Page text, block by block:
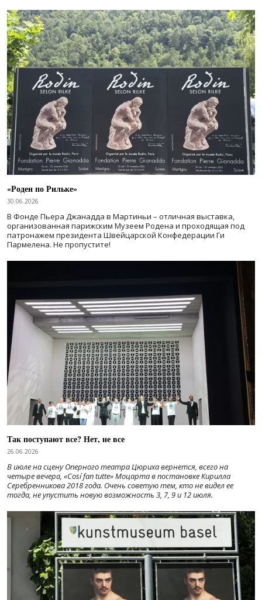
«Роден по Рильке»
30.06.2026
В Фонде Пьера Джанадда в Мартиньи – отличная выставка,
организованная парижским Музеем Родена и проходящая под
патронажем президента Швейцарской Конфедерации Ги
Пармелена. Не пропустите!
Так поступают все? Нет, не все
26.06.2026
В июле на сцену Оперного театра Цюриха вернется, всего на
четыре вечера, «Cosí fan tutte» Моцарта в постановке Кирилла
Серебренникова 2018 года. Очень советую тем, кто не видел ее
тогда, не упустить новую возможность 3, 7, 9 и 12 июля.